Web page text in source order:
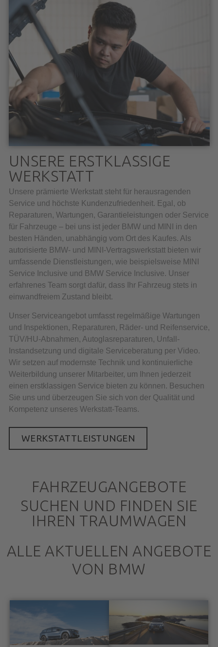
UNSERE ERSTKLASSIGE
WERKSTATT
Unsere prämierte Werkstatt steht für herausragenden
Service und höchste Kundenzufriedenheit. Egal, ob
Reparaturen, Wartungen, Garantieleistungen oder Service
für Fahrzeuge – bei uns ist jeder BMW und MINI in den
besten Händen, unabhängig vom Ort des Kaufes. Als
autorisierte BMW- und MINI-Vertragswerkstatt bieten wir
umfassende Dienstleistungen, wie beispielsweise MINI
Service Inclusive und BMW Service Inclusive. Unser
erfahrenes Team sorgt dafür, dass Ihr Fahrzeug stets in
einwandfreiem Zustand bleibt.
Unser Serviceangebot umfasst regelmäßige Wartungen
und Inspektionen, Reparaturen, Räder- und Reifenservice,
TÜV/HU-Abnahmen, Autoglasreparaturen, Unfall-
Instandsetzung und digitale Serviceberatung per Video.
Wir setzen auf modernste Technik und kontinuierliche
Weiterbildung unserer Mitarbeiter, um Ihnen jederzeit
einen erstklassigen Service bieten zu können. Besuchen
Sie uns und überzeugen Sie sich von der Qualität und
Kompetenz unseres Werkstatt-Teams.
WERKSTATTLEISTUNGEN
FAHRZEUGANGEBOTE
SUCHEN UND FINDEN SIE
IHREN TRAUMWAGEN
ALLE AKTUELLEN ANGEBOTE
VON BMW